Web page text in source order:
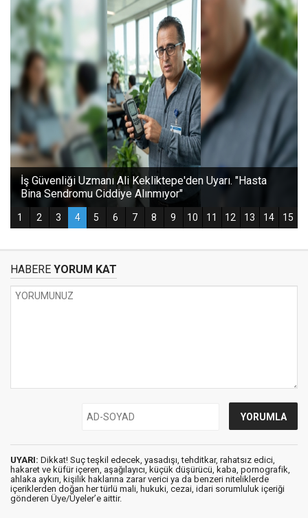
HABERE YORUM KAT
UYARI: Dikkat! Suç teşkil edecek, yasadışı, tehditkar, rahatsız edici,
hakaret ve küfür içeren, aşağılayıcı, küçük düşürücü, kaba, pornografik,
ahlaka aykırı, kişilik haklarına zarar verici ya da benzeri niteliklerde
içeriklerden doğan her türlü mali, hukuki, cezai, idari sorumluluk içeriği
gönderen Üye/Üyeler’e aittir.